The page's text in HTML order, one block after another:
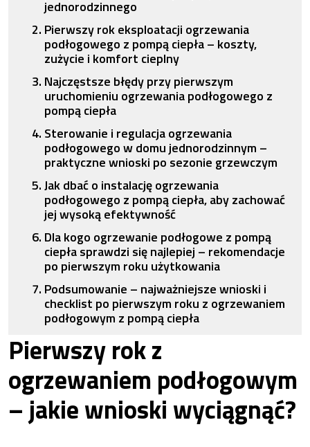
jednorodzinnego
Pierwszy rok eksploatacji ogrzewania
podłogowego z pompą ciepła – koszty,
zużycie i komfort cieplny
Najczęstsze błędy przy pierwszym
uruchomieniu ogrzewania podłogowego z
pompą ciepła
Sterowanie i regulacja ogrzewania
podłogowego w domu jednorodzinnym –
praktyczne wnioski po sezonie grzewczym
Jak dbać o instalację ogrzewania
podłogowego z pompą ciepła, aby zachować
jej wysoką efektywność
Dla kogo ogrzewanie podłogowe z pompą
ciepła sprawdzi się najlepiej – rekomendacje
po pierwszym roku użytkowania
Podsumowanie – najważniejsze wnioski i
checklist po pierwszym roku z ogrzewaniem
podłogowym z pompą ciepła
Pierwszy rok z
ogrzewaniem podłogowym
– jakie wnioski wyciągnąć?